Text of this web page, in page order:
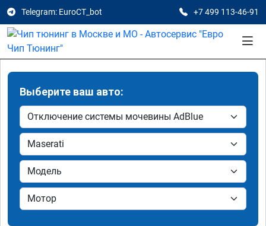
Telegram: EuroCT_bot +7 499 113-46-91
Выберите ваш авто: